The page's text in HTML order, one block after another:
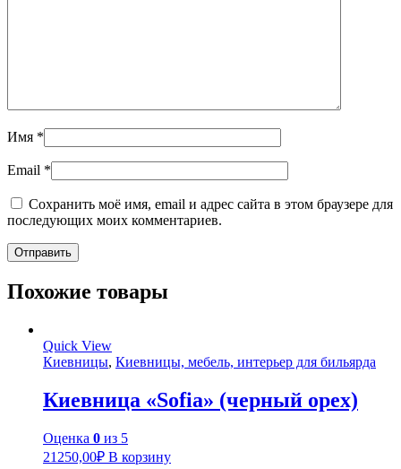
Имя *
Email *
Сохранить моё имя, email и адрес сайта в этом браузере для
последующих моих комментариев.
Похожие товары
Quick View
Киевницы, Киевницы, мебель, интерьер для бильярда
Киевница «Sofia» (черный орех)
Оценка 0 из 5
21250,00₽ В корзину